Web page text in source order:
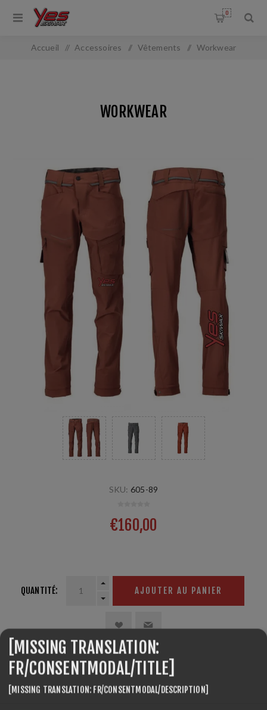
0
Accueil / Accessoires / Vêtements / Workwear
WORKWEAR
SKU: 605-89
€160,00
QUANTITÉ: AJOUTER AU PANIER
PARTAGER:
[MISSING TRANSLATION:
FR/CONSENTMODAL/TITLE]
[MISSING TRANSLATION: FR/CONSENTMODAL/DESCRIPTION]